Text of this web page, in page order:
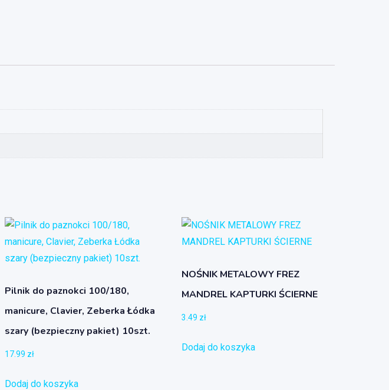
Pilnik do paznokci 100/180,
manicure, Clavier, Zeberka Łódka
szary (bezpieczny pakiet) 10szt.
17.99 zł
Dodaj do koszyka
NOŚNIK METALOWY FREZ
MANDREL KAPTURKI ŚCIERNE
3.49 zł
Dodaj do koszyka